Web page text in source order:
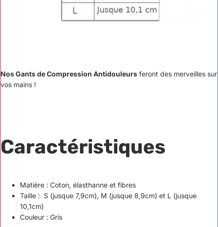
Nos Gants de Compression Antidouleurs feront des merveilles sur
vos mains !
Caractéristiques
Matière : Coton, élasthanne et fibres
Taille : S (jusque 7,9cm), M (jusque 8,9cm) et L (jusque
10,1cm)
Couleur : Gris